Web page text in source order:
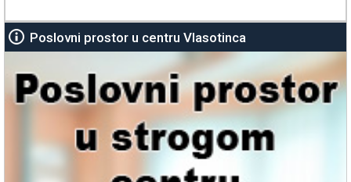
Poslovni prostor u centru Vlasotinca